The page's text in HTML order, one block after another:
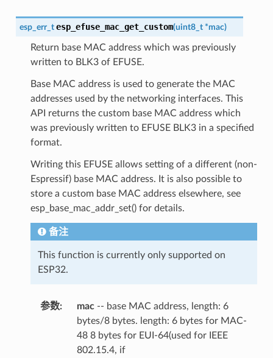
esp_err_t esp_efuse_mac_get_custom(uint8_t *mac)
Return base MAC address which was previously
written to BLK3 of EFUSE.
Base MAC address is used to generate the MAC
addresses used by the networking interfaces. This
API returns the custom base MAC address which
was previously written to EFUSE BLK3 in a specified
format.
Writing this EFUSE allows setting of a different (non-
Espressif) base MAC address. It is also possible to
store a custom base MAC address elsewhere, see
esp_base_mac_addr_set() for details.
备注
This function is currently only supported on
ESP32.
参数: mac-- base MAC address, length: 6
bytes/8 bytes. length: 6 bytes for MAC-
48 8 bytes for EUI-64(used for IEEE
802.15.4, if